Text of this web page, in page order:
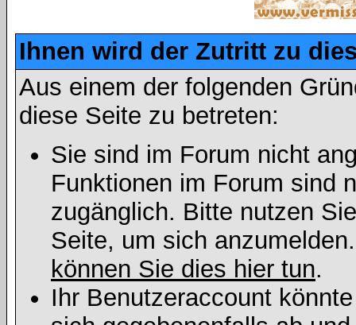
Ihnen wird der Zutritt zu
Aus einem der folgenden
diese Seite zu betreten:
Sie sind im Forum nicht
Funktionen im Forum sind
zugänglich. Bitte nutzen
Seite, um sich
können Sie dies hier tun.
Ihr Benutzeraccount